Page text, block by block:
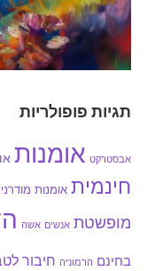
תגיות פופולריות
אבסטרקט אומנות
חינמית אומנות
מופשטת אנשים אשה
בחינם הרמוניה חיבור